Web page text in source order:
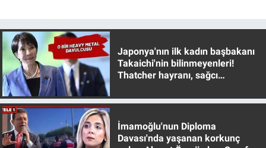
Japonya'nın ilk kadın başbakanı
Takaichi'nin bilinmeyenleri!
Thatcher hayranı, sağcı
İmamoğlu'nun Diploma
Davası'nda yaşanan korkunç